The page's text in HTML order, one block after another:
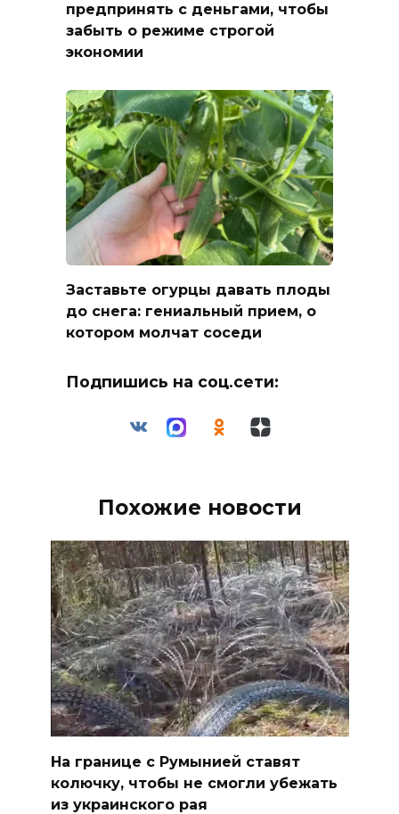
предпринять с деньгами, чтобы
забыть о режиме строгой
экономии
Заставьте огурцы давать плоды
до снега: гениальный прием, о
котором молчат соседи
Подпишись на соц.сети:
Похожие новости
На границе с Румынией ставят
колючку, чтобы не смогли убежать
из украинского рая